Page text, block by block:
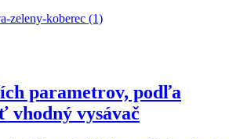
parametrov, podľa
vysávač